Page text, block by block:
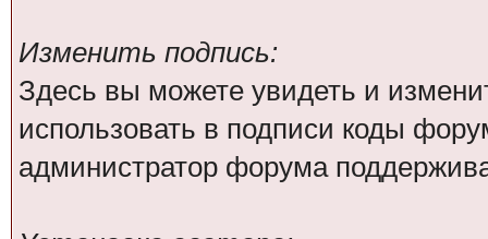
Изменить подпись:
Здесь вы можете увидеть и
использовать в подписи коды
администратор форума